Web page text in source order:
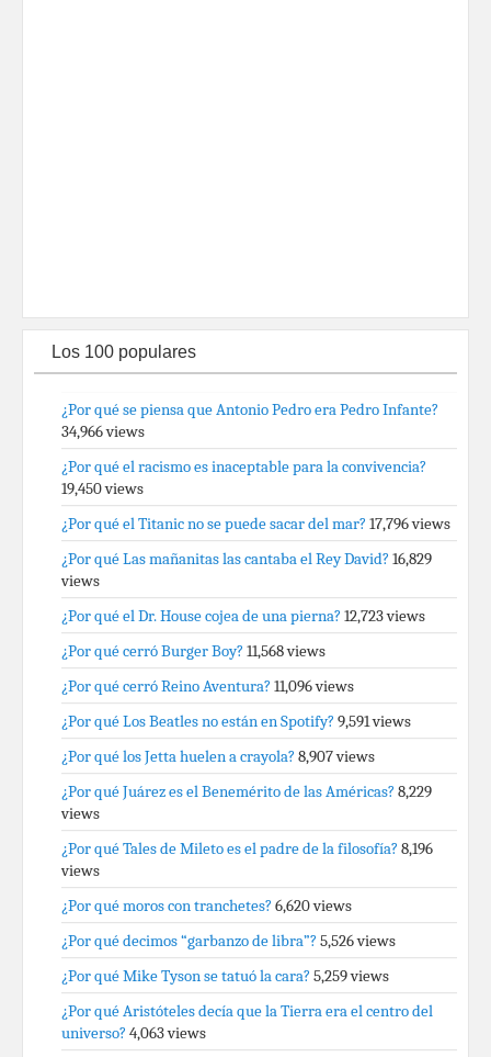
Los 100 populares
¿Por qué se piensa que Antonio Pedro era Pedro Infante?
34,966 views
¿Por qué el racismo es inaceptable para la convivencia?
19,450 views
¿Por qué el Titanic no se puede sacar del mar? 17,796 views
¿Por qué Las mañanitas las cantaba el Rey David? 16,829
views
¿Por qué el Dr. House cojea de una pierna? 12,723 views
¿Por qué cerró Burger Boy? 11,568 views
¿Por qué cerró Reino Aventura? 11,096 views
¿Por qué Los Beatles no están en Spotify? 9,591 views
¿Por qué los Jetta huelen a crayola? 8,907 views
¿Por qué Juárez es el Benemérito de las Américas? 8,229
views
¿Por qué Tales de Mileto es el padre de la filosofía? 8,196
views
¿Por qué moros con tranchetes? 6,620 views
¿Por qué decimos “garbanzo de libra”? 5,526 views
¿Por qué Mike Tyson se tatuó la cara? 5,259 views
¿Por qué Aristóteles decía que la Tierra era el centro del
universo? 4,063 views